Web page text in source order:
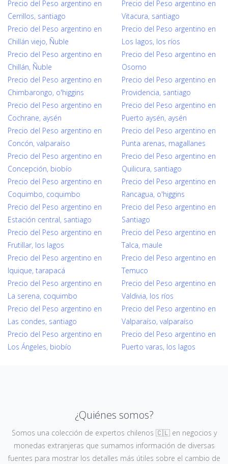
Precio del Peso argentino en
Cerrillos, santiago
Precio del Peso argentino en
Chillán viejo, Ñuble
Precio del Peso argentino en
Chillán, Ñuble
Precio del Peso argentino en
Chimbarongo, o'higgins
Precio del Peso argentino en
Cochrane, aysén
Precio del Peso argentino en
Concón, valparaíso
Precio del Peso argentino en
Concepción, biobío
Precio del Peso argentino en
Coquimbo, coquimbo
Precio del Peso argentino en
Estación central, santiago
Precio del Peso argentino en
Frutillar, los lagos
Precio del Peso argentino en
Iquique, tarapacá
Precio del Peso argentino en
La serena, coquimbo
Precio del Peso argentino en
Las condes, santiago
Precio del Peso argentino en
Los Ángeles, biobío
Precio del Peso argentino en
Vitacura, santiago
Precio del Peso argentino en
Los lagos, los ríos
Precio del Peso argentino en
Osorno
Precio del Peso argentino en
Providencia, santiago
Precio del Peso argentino en
Puerto aysén, aysén
Precio del Peso argentino en
Punta arenas, magallanes
Precio del Peso argentino en
Quilicura, santiago
Precio del Peso argentino en
Rancagua, o'higgins
Precio del Peso argentino en
Santiago
Precio del Peso argentino en
Talca, maule
Precio del Peso argentino en
Temuco
Precio del Peso argentino en
Valdivia, los ríos
Precio del Peso argentino en
Valparaíso, valparaíso
Precio del Peso argentino en
Puerto varas, los lagos
¿Quiénes somos?
Somos una colección de expertos chilenos 🇨🇱 en negocios y
monedas extranjeras que sumamos información de diversas
fuentes para mostrar los detalles más útiles sobre el cambio de